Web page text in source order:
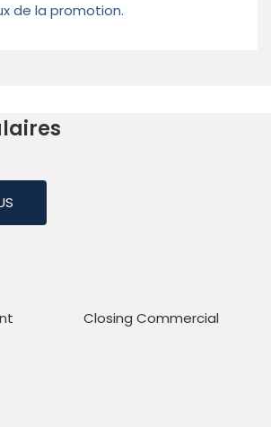
de la promotion.
Closing Commercial